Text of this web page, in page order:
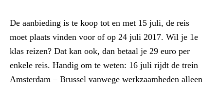
De aanbieding is te koop tot en met 15 juli, de reis
moet plaats vinden voor of op 24 juli 2017. Wil je 1e
klas reizen? Dat kan ook, dan betaal je 29 euro per
enkele reis. Handig om te weten: 16 juli rijdt de trein
Amsterdam – Brussel vanwege werkzaamheden alleen